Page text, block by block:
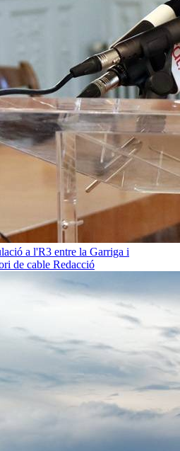
a l'R3 entre la Garriga i
de cable Redacció